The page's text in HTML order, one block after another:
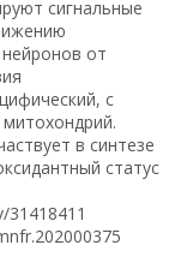
сигнальные
от
с
в синтезе
статус
31418411